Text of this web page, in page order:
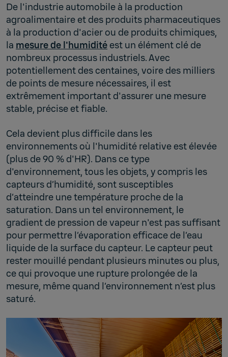
De l'industrie automobile à la production
agroalimentaire et des produits pharmaceutiques
à la production d'acier ou de produits chimiques,
la mesure de l'humidité est un élément clé de
nombreux processus industriels. Avec
potentiellement des centaines, voire des milliers
de points de mesure nécessaires, il est
extrêmement important d'assurer une mesure
stable, précise et fiable.
Cela devient plus difficile dans les
environnements où l'humidité relative est élevée
(plus de 90 % d'HR). Dans ce type
d'environnement, tous les objets, y compris les
capteurs d’humidité, sont susceptibles
d’atteindre une température proche de la
saturation. Dans un tel environnement, le
gradient de pression de vapeur n'est pas suffisant
pour permettre l’évaporation efficace de l’eau
liquide de la surface du capteur. Le capteur peut
rester mouillé pendant plusieurs minutes ou plus,
ce qui provoque une rupture prolongée de la
mesure, même quand l’environnement n’est plus
saturé.